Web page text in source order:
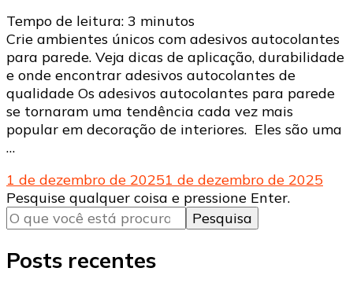
Tempo de leitura: 3 minutos
Crie ambientes únicos com adesivos autocolantes
para parede. Veja dicas de aplicação, durabilidade
e onde encontrar adesivos autocolantes de
qualidade Os adesivos autocolantes para parede
se tornaram uma tendência cada vez mais
popular em decoração de interiores. Eles são uma
…
1 de dezembro de 20251 de dezembro de 2025
Procurando
algo?
Pesquise qualquer coisa e pressione Enter.
Posts recentes